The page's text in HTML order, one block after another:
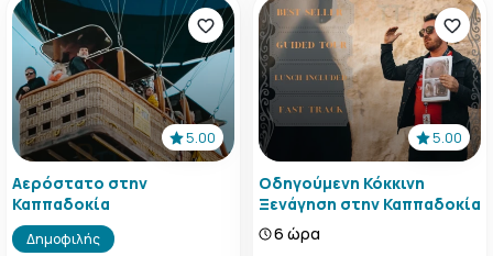
5.00
Αερόστατο στην
Καππαδοκία
Δημοφιλής
5.00
Οδηγούμενη Κόκκινη
Ξενάγηση στην Καππαδοκία
6 ώρα